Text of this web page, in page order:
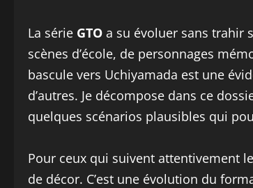
La série GTO a su évoluer sans trahir
scènes d’école, de personnages
bascule vers Uchiyamada est une
d’autres. Je décompose dans ce
quelques scénarios plausibles qui
Pour ceux qui suivent attentivement
de décor. C’est une évolution du